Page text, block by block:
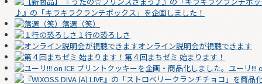
♪』の「キラキラクランチボックス」を企画しました！
落選（笑）
１行の恐ろしさ
オンライン説明会が視聴できます
第４回まちゼミ 始まります！
ユーリ!!!